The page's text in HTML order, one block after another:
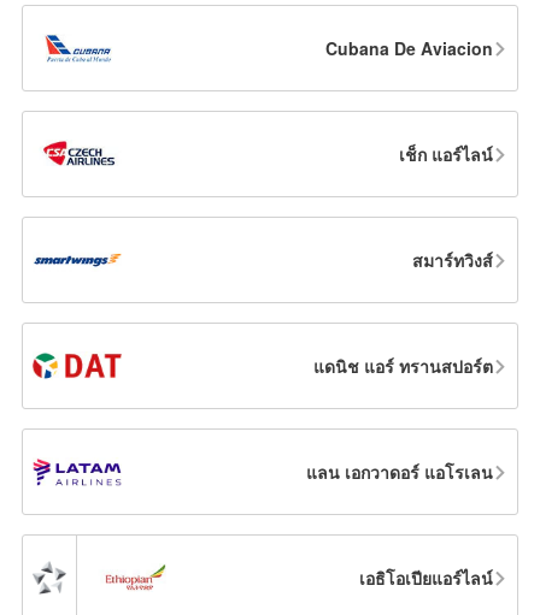
Cubana De Aviacion
เช็ก แอร์ไลน์
สมาร์ทวิงส์
แดนิช แอร์ ทรานสปอร์ต
แลน เอกวาดอร์ แอโรเลน
เอธิโอเปียแอร์ไลน์